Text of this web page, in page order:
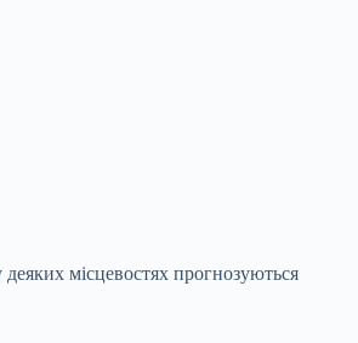
місцевостях прогнозуються